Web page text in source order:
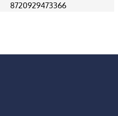
8720929473366